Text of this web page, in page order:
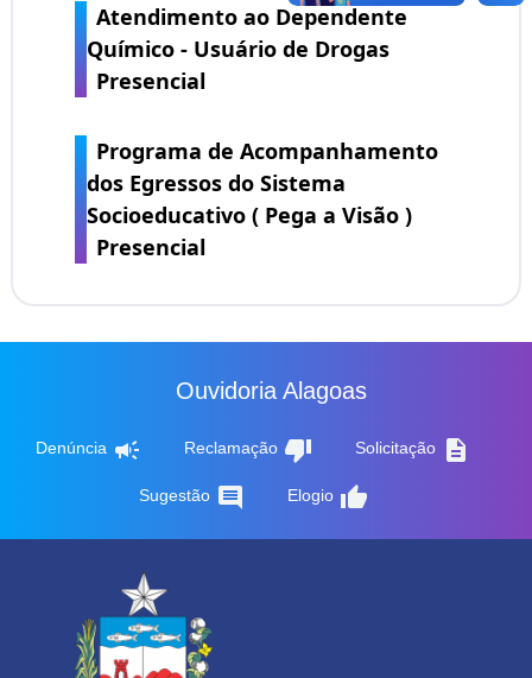
Atendimento ao Dependente
Químico - Usuário de Drogas
Presencial
Programa de Acompanhamento
dos Egressos do Sistema
Socioeducativo ( Pega a Visão )
Presencial
Ouvidoria Alagoas
Denúncia campaign Reclamação thumb_down Solicitação description
Sugestão comment Elogio thumb_up